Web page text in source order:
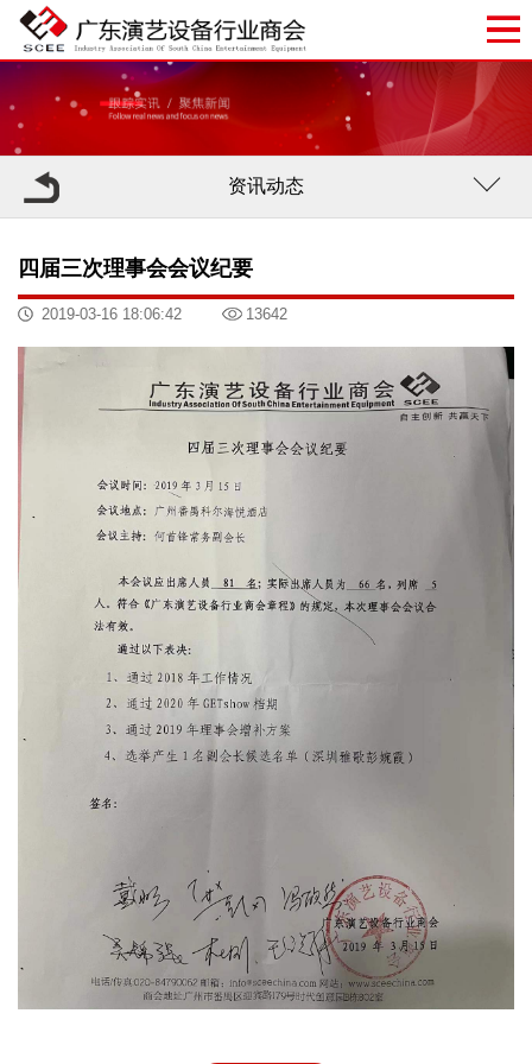
资讯动态
四届三次理事会会议纪要
2019-03-16 18:06:42 13642